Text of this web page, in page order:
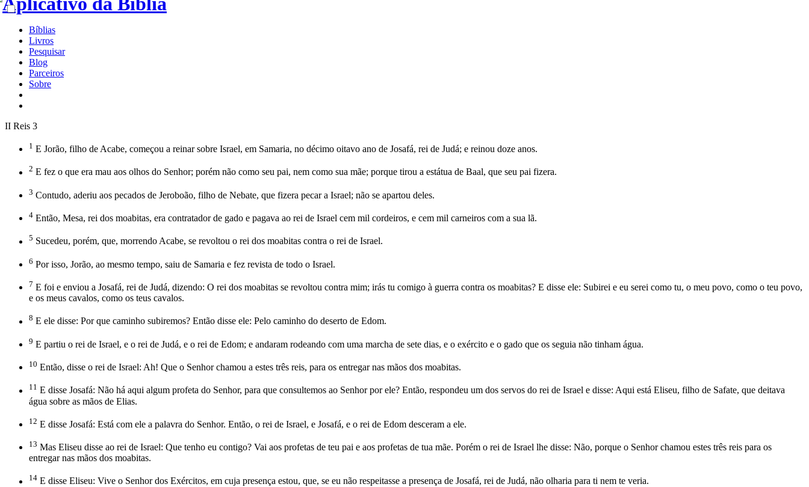
Bíblias
Livros
Pesquisar
Blog
Parceiros
Sobre
II Reis 3
1 E Jorão, filho de Acabe, começou a reinar sobre Israel, em Samaria, no décimo oitavo ano de Josafá, rei de Judá; e reinou doze anos.
2 E fez o que era mau aos olhos do Senhor; porém não como seu pai, nem como sua mãe; porque tirou a estátua de Baal, que seu pai fizera.
3 Contudo, aderiu aos pecados de Jeroboão, filho de Nebate, que fizera pecar a Israel; não se apartou deles.
4 Então, Mesa, rei dos moabitas, era contratador de gado e pagava ao rei de Israel cem mil cordeiros, e cem mil carneiros com a sua lã.
5 Sucedeu, porém, que, morrendo Acabe, se revoltou o rei dos moabitas contra o rei de Israel.
6 Por isso, Jorão, ao mesmo tempo, saiu de Samaria e fez revista de todo o Israel.
7 E foi e enviou a Josafá, rei de Judá, dizendo: O rei dos moabitas se revoltou contra mim; irás tu comigo à guerra contra os moabitas? E disse ele: Subirei e eu serei como tu, o meu povo, como o teu povo,
e os meus cavalos, como os teus cavalos.
8 E ele disse: Por que caminho subiremos? Então disse ele: Pelo caminho do deserto de Edom.
9 E partiu o rei de Israel, e o rei de Judá, e o rei de Edom; e andaram rodeando com uma marcha de sete dias, e o exército e o gado que os seguia não tinham água.
10 Então, disse o rei de Israel: Ah! Que o Senhor chamou a estes três reis, para os entregar nas mãos dos moabitas.
11 E disse Josafá: Não há aqui algum profeta do Senhor, para que consultemos ao Senhor por ele? Então, respondeu um dos servos do rei de Israel e disse: Aqui está Eliseu, filho de Safate, que deitava
água sobre as mãos de Elias.
12 E disse Josafá: Está com ele a palavra do Senhor. Então, o rei de Israel, e Josafá, e o rei de Edom desceram a ele.
13 Mas Eliseu disse ao rei de Israel: Que tenho eu contigo? Vai aos profetas de teu pai e aos profetas de tua mãe. Porém o rei de Israel lhe disse: Não, porque o Senhor chamou estes três reis para os
entregar nas mãos dos moabitas.
14 E disse Eliseu: Vive o Senhor dos Exércitos, em cuja presença estou, que, se eu não respeitasse a presença de Josafá, rei de Judá, não olharia para ti nem te veria.